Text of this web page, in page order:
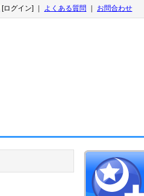
[ログイン] ｜ よくある質問 お問合わせ